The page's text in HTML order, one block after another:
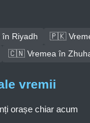
Riyadh
🇵🇰
🇨🇳 Vremea în
vremii
orașe chiar acum